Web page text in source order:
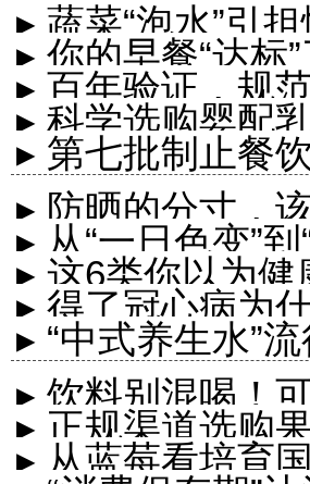
▸ 蔬菜“泡水”引
保障
▸ 你的早餐“达标
▸ 百年验证，规
▸ 科学选购婴配
▸ 第七批制止餐
▸ 防晒的分寸，
▸ 从“一日色变”
▸ 这6类你以为健
▸ 得了冠心病为
▸ “中式养生水”
▸ 饮料别混喝！
▸ 正规渠道选购
▸ 从蓝莓看培育